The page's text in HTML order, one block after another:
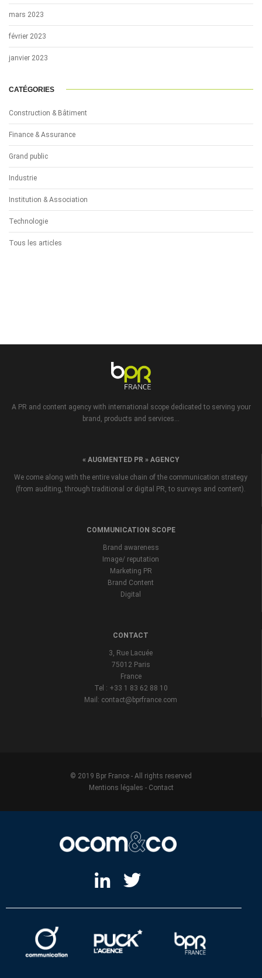
mars 2023
février 2023
janvier 2023
CATÉGORIES
Construction & Bâtiment
Finance & Assurance
Grand public
Industrie
Institution & Association
Technologie
Tous les articles
A PR and content agency with international scope dedicated to serving your
brand, products and services...
« AUGMENTED PR » AGENCY
We come along with the entire value chain of the communication strategy
(from auditing, through traditional or digital PR, to surveys and content).
COMMUNICATION SCOPE
Brand awareness
Image/ reputation
Marketing PR
Brand Content
Digital
CONTACT
3, Rue Lacuée
75012 Paris
France
Tel : +33 1 83 62 88 10
Mail: contact@bprfrance.com
© 2019 Bpr France - All rights reserved
Mentions légales - Contact